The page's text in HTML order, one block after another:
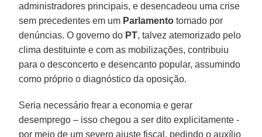
administradores principais, e desencadeou uma crise
sem precedentes em um Parlamento tomado por
denúncias. O governo do PT, talvez atemorizado pelo
clima destituinte e com as mobilizações, contribuiu
para o desconcerto e desencanto popular, assumindo
como próprio o diagnóstico da oposição.
Seria necessário frear a economia e gerar
desemprego – isso chegou a ser dito explicitamente -
por meio de um severo ajuste fiscal, pedindo o auxílio